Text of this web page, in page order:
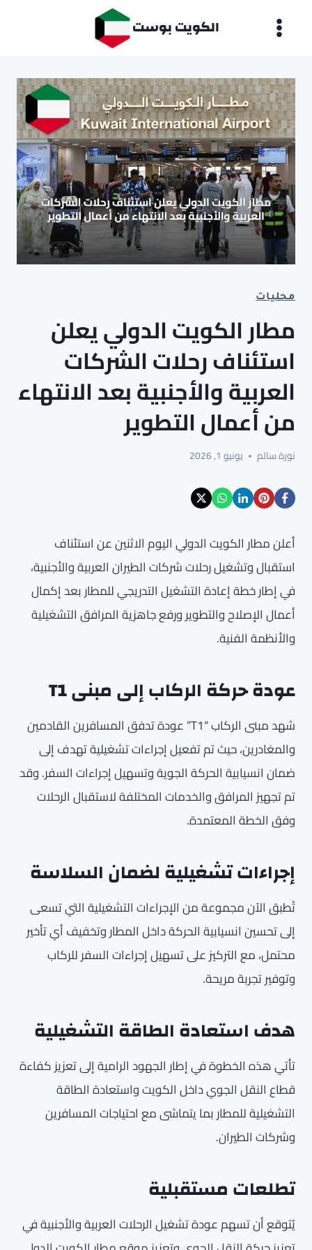
الكويت بوست
محليات
مطار الكويت الدولي يعلن
استئناف رحلات الشركات
العربية والأجنبية بعد الانتهاء
من أعمال التطوير
نورة سالم يونيو 1, 2026
أعلن مطار الكويت الدولي اليوم الاثنين عن استئناف
استقبال وتشغيل رحلات شركات الطيران العربية والأجنبية،
في إطار خطة إعادة التشغيل التدريجي للمطار بعد إكمال
أعمال الإصلاح والتطوير ورفع جاهزية المرافق التشغيلية
والأنظمة الفنية.
عودة حركة الركاب إلى مبنى T1
شهد مبنى الركاب “T1” عودة تدفق المسافرين القادمين
والمغادرين، حيث تم تفعيل إجراءات تشغيلية تهدف إلى
ضمان انسيابية الحركة الجوية وتسهيل إجراءات السفر. وقد
تم تجهيز المرافق والخدمات المختلفة لاستقبال الرحلات
وفق الخطة المعتمدة.
إجراءات تشغيلية لضمان السلاسة
تُطبق الآن مجموعة من الإجراءات التشغيلية التي تسعى
إلى تحسين انسيابية الحركة داخل المطار وتخفيف أي تأخير
محتمل، مع التركيز على تسهيل إجراءات السفر للركاب
وتوفير تجربة مريحة.
هدف استعادة الطاقة التشغيلية
تأتي هذه الخطوة في إطار الجهود الرامية إلى تعزيز كفاءة
قطاع النقل الجوي داخل الكويت واستعادة الطاقة
التشغيلية للمطار بما يتماشى مع احتياجات المسافرين
وشركات الطيران.
تطلعات مستقبلية
يُتوقع أن تسهم عودة تشغيل الرحلات العربية والأجنبية في